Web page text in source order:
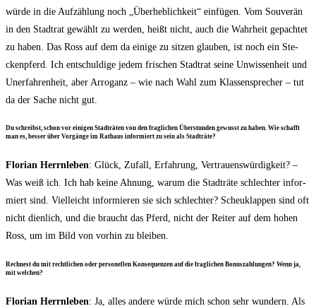
wür­de in die Auf­zäh­lung noch „Über­heb­lich­keit“ ein­fü­gen. Vom Sou­ve­rän
in den Stadt­rat gewählt zu wer­den, heißt nicht, auch die Wahr­heit gepach­tet
zu haben. Das Ross auf dem da eini­ge zu sit­zen glau­ben, ist noch ein Ste­
cken­pferd. Ich ent­schul­di­ge jedem fri­schen Stadt­rat sei­ne Unwis­sen­heit und
Uner­fah­ren­heit, aber Arro­ganz – wie nach Wahl zum Klas­sen­spre­cher – tut
da der Sache nicht gut.
Du schreibst, schon vor eini­gen Stadt­rä­ten von den frag­li­chen Über­stun­den gewusst zu haben. Wie schafft
man es, bes­ser über Vor­gän­ge im Rat­haus infor­miert zu sein als Stadträte?
Flo­ri­an Herrn­le­ben: Glück, Zufall, Erfah­rung, Ver­trau­ens­wür­dig­keit? –
Was weiß ich. Ich hab kei­ne Ahnung, war­um die Stadt­rä­te schlech­ter infor­
miert sind. Viel­leicht infor­mie­ren sie sich schlech­ter? Scheu­klap­pen sind oft
nicht dien­lich, und die braucht das Pferd, nicht der Rei­ter auf dem hohen
Ross, um im Bild von vor­hin zu bleiben.
Rech­nest du mit recht­li­chen oder per­so­nel­len Kon­se­quen­zen auf die frag­li­chen Bonus­zah­lun­gen? Wenn ja,
mit welchen?
Flo­ri­an Herrn­le­ben: Ja, alles ande­re wür­de mich schon sehr wun­dern. Als